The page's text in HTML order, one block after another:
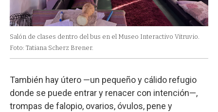
Salón de clases dentro del bus en el Museo Interactivo Vitruvio.
Foto: Tatiana Scherz Brener.
También hay útero —un pequeño y cálido refugio
donde se puede entrar y renacer con intención—,
trompas de falopio, ovarios, óvulos, pene y